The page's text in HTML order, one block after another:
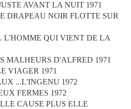
AVANT LA NUIT 1971
DRAPEAU NOIR FLOTTE SUR
L'HOMME QUI VIENT DE LA
MALHEURS D'ALFRED 1971
VIAGER 1971
...L'INGENU 1972
FERMES 1972
CAUSE PLUS ELLE